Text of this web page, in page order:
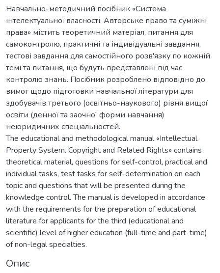
Навчально-методичний посібник «Система
інтелектуальної власності. Авторське право та суміжні
права» містить теоретичний матеріал, питання для
самоконтролю, практичні та індивідуальні завдання,
тестові завдання для самостійного розв'язку по кожній
темі та питання, що будуть представлені під час
контролю знань. Посібник розроблено відповідно до
вимог щодо підготовки навчальної літератури для
здобувачів третього (освітньо-наукового) рівня вищої
освіти (денної та заочної форми навчання)
неюридичних спеціальностей.
The educational and methodological manual «Intellectual
Property System. Copyright and Related Rights» contains
theoretical material, questions for self-control, practical and
individual tasks, test tasks for self-determination on each
topic and questions that will be presented during the
knowledge control. The manual is developed in accordance
with the requirements for the preparation of educational
literature for applicants for the third (educational and
scientific) level of higher education (full-time and part-time)
of non-legal specialties.
Опис